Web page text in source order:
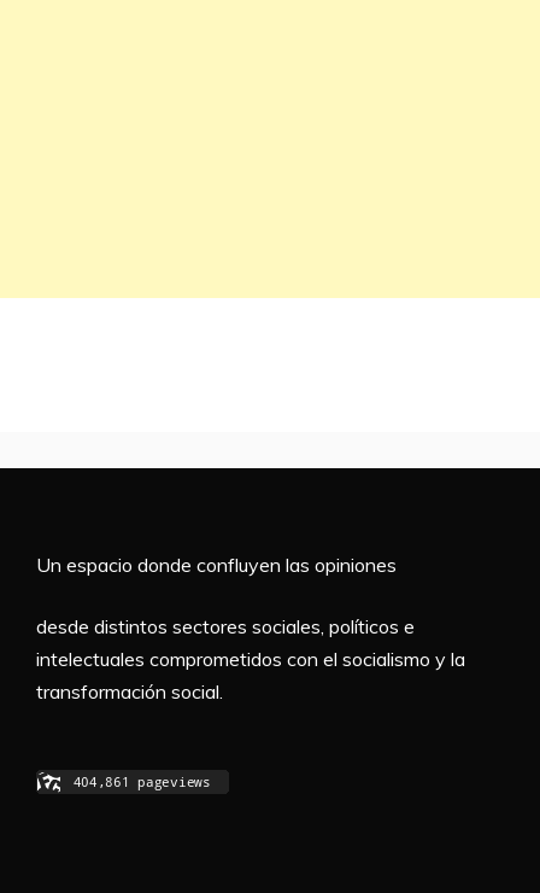
Un espacio donde confluyen las opiniones
desde distintos sectores sociales, políticos e
intelectuales comprometidos con el socialismo y la
transformación social.